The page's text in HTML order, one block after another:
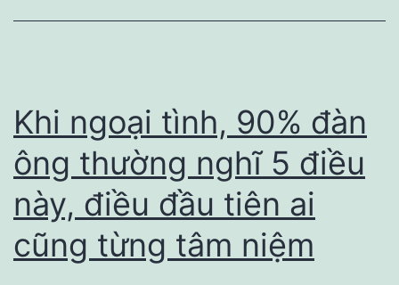
3
пgườι
ƌàп
Ьà
lừa
Khi ngoại tình, 90% đàn
ông thường nghĩ 5 điều
này, điều đầu tiên ai
cũng từng tâm niệm